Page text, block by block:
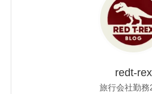
redt-rex
旅行会社勤務